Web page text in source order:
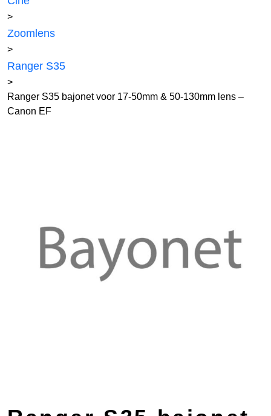
>
Zoomlens
>
Ranger S35
>
Ranger S35 bajonet voor 17-50mm & 50-130mm lens –
Canon EF